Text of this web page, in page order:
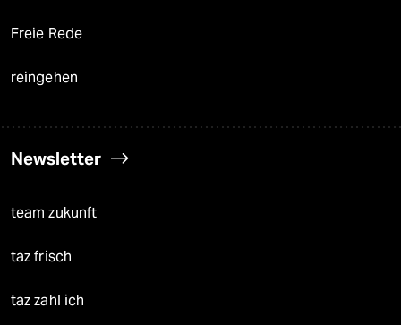
Freie Rede
reingehen
Newsletter
team zukunft
taz frisch
taz zahl ich